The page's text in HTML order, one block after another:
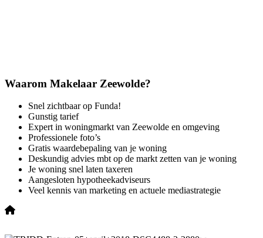
Waarom Makelaar Zeewolde?
Snel zichtbaar op Funda!
Gunstig tarief
Expert in woningmarkt van Zeewolde en omgeving
Professionele foto’s
Gratis waardebepaling van je woning
Deskundig advies mbt op de markt zetten van je woning
Je woning snel laten taxeren
Aangesloten hypotheekadviseurs
Veel kennis van marketing en actuele mediastrategie